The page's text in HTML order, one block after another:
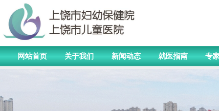
网站首页 关于我们 新闻动态 就医指南 专